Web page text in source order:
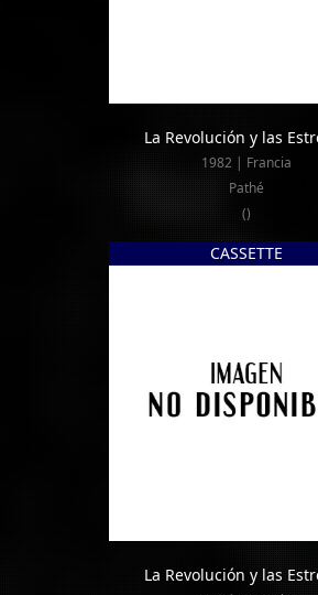
La Revolución y las
1982 | Francia
Pathé
()
CASSETTE
La Revolución y las